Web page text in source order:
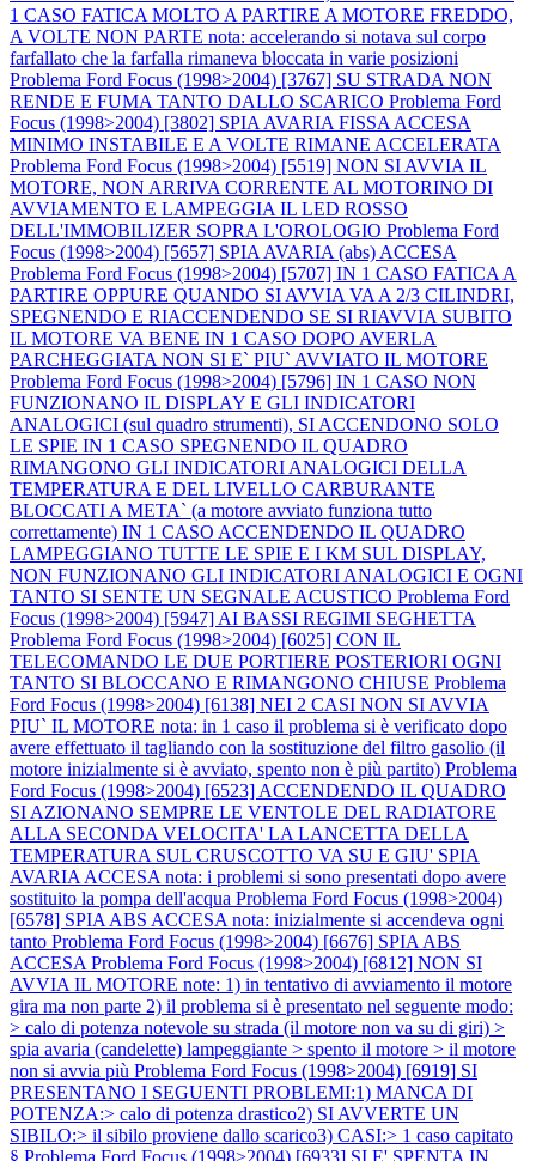
1 CASO FATICA MOLTO A PARTIRE A MOTORE FREDDO,
A VOLTE NON PARTE nota: accelerando si notava sul corpo
farfallato che la farfalla rimaneva bloccata in varie posizioni
Problema Ford Focus (1998>2004) [3767] SU STRADA NON
RENDE E FUMA TANTO DALLO SCARICO Problema Ford
Focus (1998>2004) [3802] SPIA AVARIA FISSA ACCESA
MINIMO INSTABILE E A VOLTE RIMANE ACCELERATA
Problema Ford Focus (1998>2004) [5519] NON SI AVVIA IL
MOTORE, NON ARRIVA CORRENTE AL MOTORINO DI
AVVIAMENTO E LAMPEGGIA IL LED ROSSO
DELL'IMMOBILIZER SOPRA L'OROLOGIO Problema Ford
Focus (1998>2004) [5657] SPIA AVARIA (abs) ACCESA
Problema Ford Focus (1998>2004) [5707] IN 1 CASO FATICA A
PARTIRE OPPURE QUANDO SI AVVIA VA A 2/3 CILINDRI,
SPEGNENDO E RIACCENDENDO SE SI RIAVVIA SUBITO
IL MOTORE VA BENE IN 1 CASO DOPO AVERLA
PARCHEGGIATA NON SI E` PIU` AVVIATO IL MOTORE
Problema Ford Focus (1998>2004) [5796] IN 1 CASO NON
FUNZIONANO IL DISPLAY E GLI INDICATORI
ANALOGICI (sul quadro strumenti), SI ACCENDONO SOLO
LE SPIE IN 1 CASO SPEGNENDO IL QUADRO
RIMANGONO GLI INDICATORI ANALOGICI DELLA
TEMPERATURA E DEL LIVELLO CARBURANTE
BLOCCATI A META` (a motore avviato funziona tutto
correttamente) IN 1 CASO ACCENDENDO IL QUADRO
LAMPEGGIANO TUTTE LE SPIE E I KM SUL DISPLAY,
NON FUNZIONANO GLI INDICATORI ANALOGICI E OGNI
TANTO SI SENTE UN SEGNALE ACUSTICO Problema Ford
Focus (1998>2004) [5947] AI BASSI REGIMI SEGHETTA
Problema Ford Focus (1998>2004) [6025] CON IL
TELECOMANDO LE DUE PORTIERE POSTERIORI OGNI
TANTO SI BLOCCANO E RIMANGONO CHIUSE Problema
Ford Focus (1998>2004) [6138] NEI 2 CASI NON SI AVVIA
PIU` IL MOTORE nota: in 1 caso il problema si è verificato dopo
avere effettuato il tagliando con la sostituzione del filtro gasolio (il
motore inizialmente si è avviato, spento non è più partito) Problema
Ford Focus (1998>2004) [6523] ACCENDENDO IL QUADRO
SI AZIONANO SEMPRE LE VENTOLE DEL RADIATORE
ALLA SECONDA VELOCITA' LA LANCETTA DELLA
TEMPERATURA SUL CRUSCOTTO VA SU E GIU' SPIA
AVARIA ACCESA nota: i problemi si sono presentati dopo avere
sostituito la pompa dell'acqua Problema Ford Focus (1998>2004)
[6578] SPIA ABS ACCESA nota: inizialmente si accendeva ogni
tanto Problema Ford Focus (1998>2004) [6676] SPIA ABS
ACCESA Problema Ford Focus (1998>2004) [6812] NON SI
AVVIA IL MOTORE note: 1) in tentativo di avviamento il motore
gira ma non parte 2) il problema si è presentato nel seguente modo:
> calo di potenza notevole su strada (il motore non va su di giri) >
spia avaria (candelette) lampeggiante > spento il motore > il motore
non si avvia più Problema Ford Focus (1998>2004) [6919] SI
PRESENTANO I SEGUENTI PROBLEMI:1) MANCA DI
POTENZA:> calo di potenza drastico2) SI AVVERTE UN
SIBILO:> il sibilo proviene dallo scarico3) CASI:> 1 caso capitato
§ Problema Ford Focus (1998>2004) [6933] SI E' SPENTA IN